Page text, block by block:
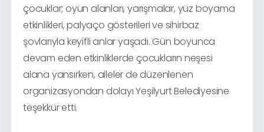
çocuklar; oyun alanları, yarışmalar, yüz boyama
etkinlikleri, palyaço gösterileri ve sihirbaz
şovlarıyla keyifli anlar yaşadı. Gün boyunca
devam eden etkinliklerde çocukların neşesi
alana yansırken, aileler de düzenlenen
organizasyondan dolayı Yeşilyurt Belediyesine
teşekkür etti.